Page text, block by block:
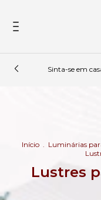
Sinta-se em
Início Luminárias
Lustres